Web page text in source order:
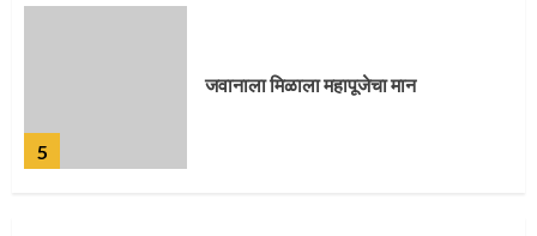
5
जवानाला मिळाला महापूजेचा मान